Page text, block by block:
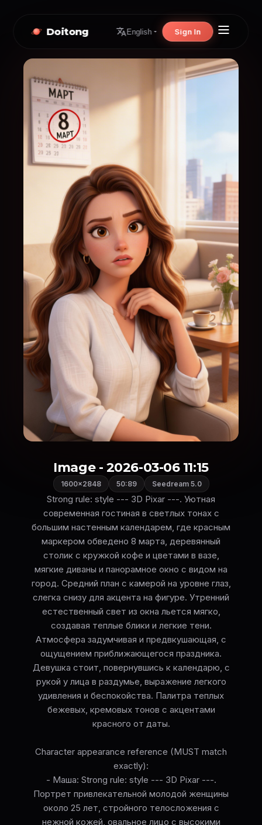
Doitong English Sign In
Image - 2026-03-06 11:15
1600×2848 50:89 Seedream 5.0
Strong rule: style --- 3D Pixar ---. Уютная
современная гостиная в светлых тонах с
большим настенным календарем, где красным
маркером обведено 8 марта, деревянный
столик с кружкой кофе и цветами в вазе,
мягкие диваны и панорамное окно с видом на
город. Средний план с камерой на уровне глаз,
слегка снизу для акцента на фигуре. Утренний
естественный свет из окна льется мягко,
создавая теплые блики и легкие тени.
Атмосфера задумчивая и предвкушающая, с
ощущением приближающегося праздника.
Девушка стоит, повернувшись к календарю, с
рукой у лица в раздумье, выражение легкого
удивления и беспокойства. Палитра теплых
бежевых, кремовых тонов с акцентами
красного от даты.
Character appearance reference (MUST match
exactly):
- Маша: Strong rule: style --- 3D Pixar ---.
Портрет привлекательной молодой женщины
около 25 лет, стройного телосложения с
нежной кожей, овальное лицо с высокими